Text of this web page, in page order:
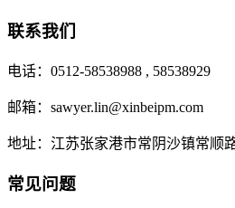
联系我们
电话：0512-58538988 , 58538929
邮箱：sawyer.lin@xinbeipm.com
地址：江苏张家港市常阴沙镇常顺
常见问题